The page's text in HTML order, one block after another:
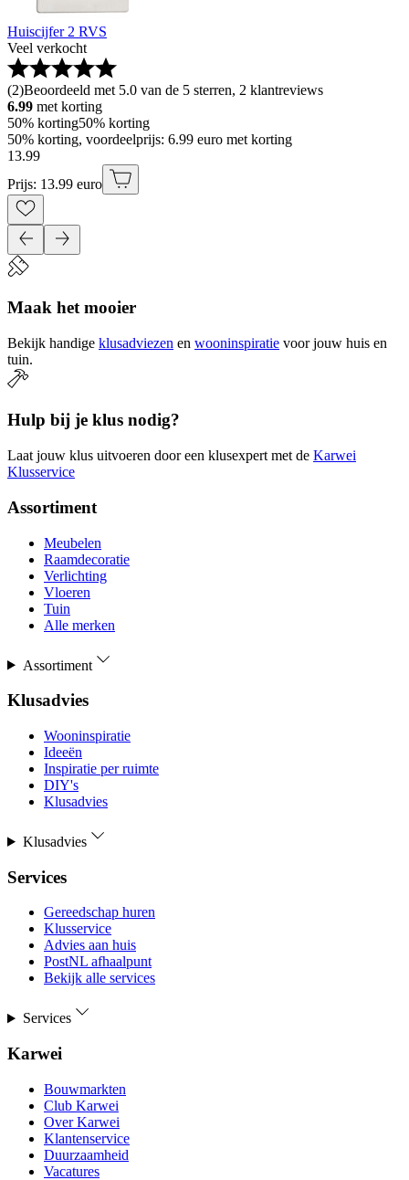
Huiscijfer 2 RVS
Veel verkocht
(2)Beoordeeld met 5.0 van de 5 sterren, 2 klantreviews
6.99 met korting
50% korting50% korting
50% korting, voordeelprijs: 6.99 euro met korting
13.99
Prijs: 13.99 euro
Maak het mooier
Bekijk handige klusadviezen en wooninspiratie voor jouw huis en
tuin.
Hulp bij je klus nodig?
Laat jouw klus uitvoeren door een klusexpert met de Karwei
Klusservice
Assortiment
Meubelen
Raamdecoratie
Verlichting
Vloeren
Tuin
Alle merken
Assortiment
Klusadvies
Wooninspiratie
Ideeën
Inspiratie per ruimte
DIY's
Klusadvies
Klusadvies
Services
Gereedschap huren
Klusservice
Advies aan huis
PostNL afhaalpunt
Bekijk alle services
Services
Karwei
Bouwmarkten
Club Karwei
Over Karwei
Klantenservice
Duurzaamheid
Vacatures